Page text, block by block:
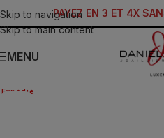
Skip to navigation
Skip to main content
PAYEZ EN 3 ET 4X
MENU
Expédié